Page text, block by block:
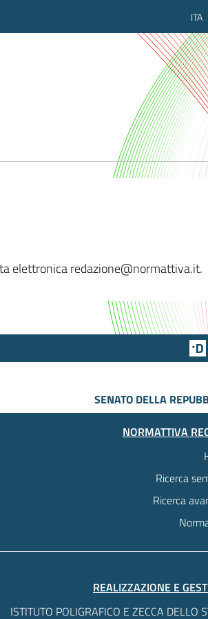
ITA
elettronica redazione@normattiva.it.
SENATO DELLA
NORMATTIVA
Ricerca
Ricerca
REALIZZAZIONE E
ISTITUTO POLIGRAFICO E ZECCA DELLO